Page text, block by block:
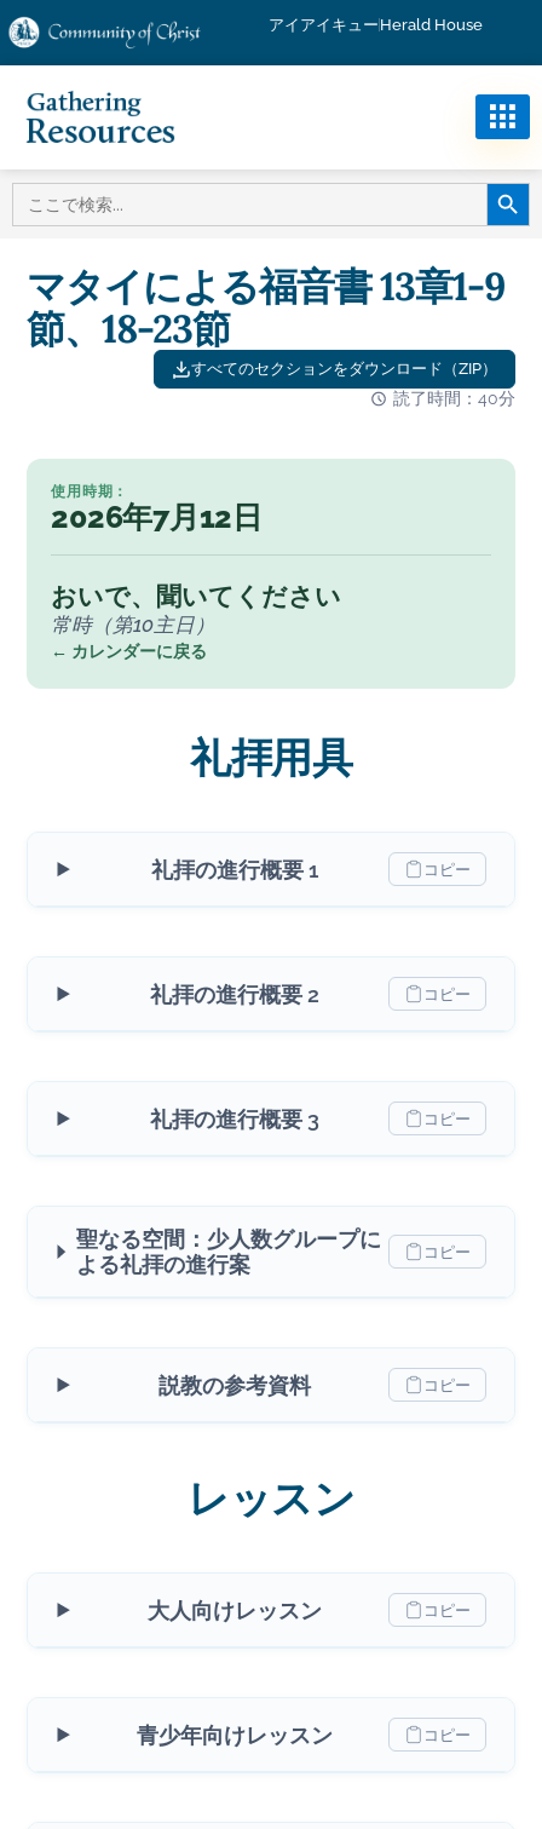
アイアイキュー Herald House
検索ボ
マタイによる福音書 13章1-9
節、18-23節
すべてのセクションをダウンロード（ZIP）
読了時間：40分
使用時期：
2026年7月12日
おいで、聞いてください
常時（第10主日）
← カレンダーに戻る
礼拝用具
礼拝の進行概要 1 コピー
礼拝の進行概要 2 コピー
礼拝の進行概要 3 コピー
聖なる空間：少人数グループに
よる礼拝の進行案
コピー
説教の参考資料 コピー
レッスン
大人向けレッスン コピー
青少年向けレッスン コピー